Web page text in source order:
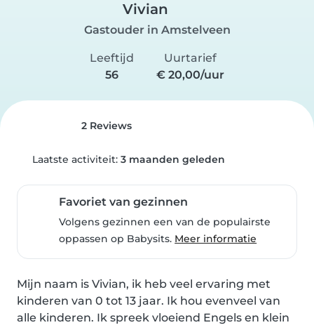
Vivian
Gastouder in Amstelveen
Leeftijd
56
Uurtarief
€ 20,00/uur
2 Reviews
Laatste activiteit: 3 maanden geleden
Favoriet van gezinnen
Volgens gezinnen een van de populairste
oppassen op Babysits. Meer informatie
Mijn naam is Vivian, ik heb veel ervaring met
kinderen van 0 tot 13 jaar. Ik hou evenveel van
alle kinderen. Ik spreek vloeiend Engels en klein